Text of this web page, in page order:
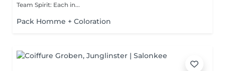
Team Spirit: Each in...
Pack Homme + Coloration